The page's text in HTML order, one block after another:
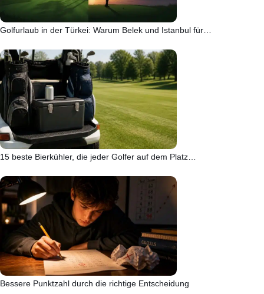
Golfurlaub in der Türkei: Warum Belek und Istanbul für…
15 beste Bierkühler, die jeder Golfer auf dem Platz…
Bessere Punktzahl durch die richtige Entscheidung